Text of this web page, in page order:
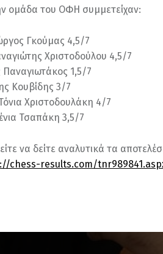
ομάδα του ΟΦΗ συμμετείχαν:
Γκούμας 4,5/7
Χριστοδούλου 4,5/7
Παναγιωτάκος 1,5/7
Κουβίδης 3/7
Χριστοδουλάκη 4/7
Τσαπάκη 3,5/7
να δείτε αναλυτικά τα
chess-results.com/